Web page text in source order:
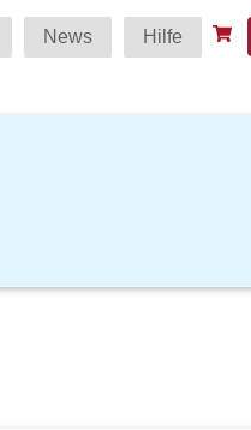
News Hilfe